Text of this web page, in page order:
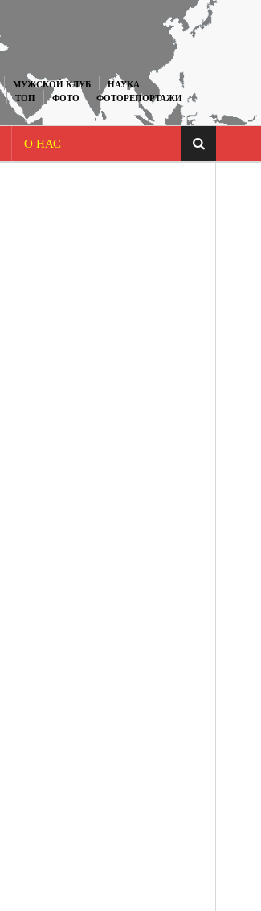
МУЖСКОЙ КЛУБ
НАУКА
ТОП ФОТО
ФОТОРЕПОРТАЖИ
О НАС